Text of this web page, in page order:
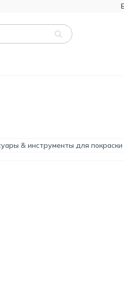
18,72 м²
& инструменты для покраски